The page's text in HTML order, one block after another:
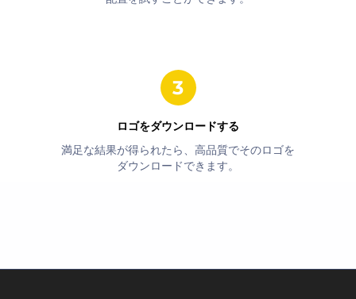
ロゴをダウンロードする
満足な結果が得られたら、高品質でそのロゴを
ダウンロードできます。